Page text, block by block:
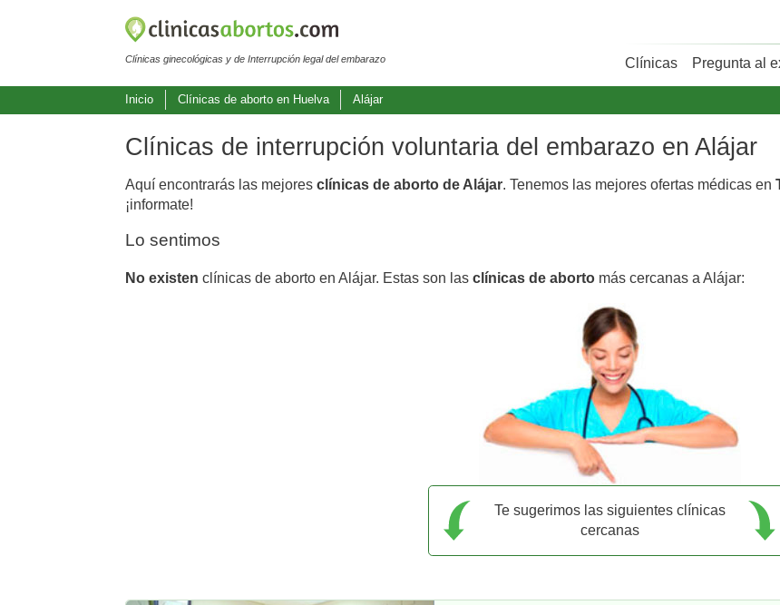
Clínicas ginecológicas y de Interrupción legal del embarazo Clínicas Pregunta al
Inicio Clínicas de aborto en Huelva Alájar
Clínicas de interrupción voluntaria del embarazo en Alájar
Aquí encontrarás las mejores clínicas de aborto de Alájar. Tenemos las mejores ofertas médicas en
¡informate!
Lo sentimos
No existen clínicas de aborto en Alájar. Estas son las clínicas de aborto más cercanas a Alájar:
Te sugerimos las siguientes clínicas
cercanas